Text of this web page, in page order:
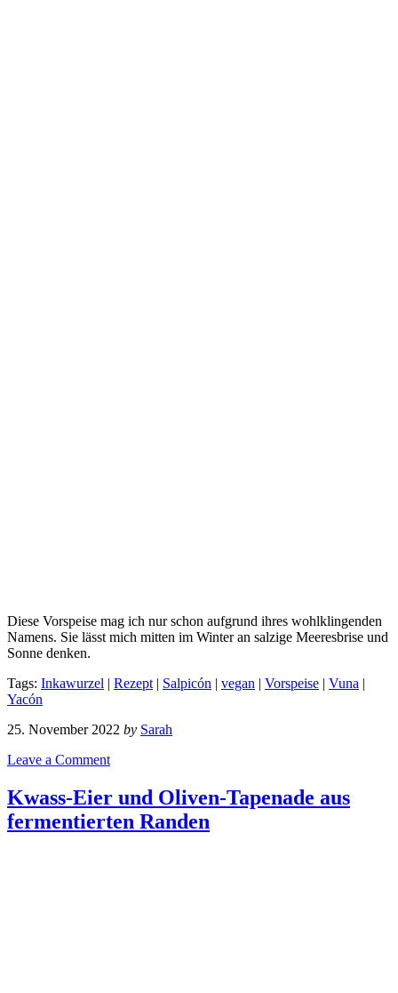
Diese Vorspeise mag ich nur schon aufgrund ihres wohlklingenden
Namens. Sie lässt mich mitten im Winter an salzige Meeresbrise und
Sonne denken.
Tags: Inkawurzel | Rezept | Salpicón | vegan | Vorspeise | Vuna |
Yacón
25. November 2022 by Sarah
Leave a Comment
Kwass-Eier und Oliven-Tapenade aus
fermentierten Randen